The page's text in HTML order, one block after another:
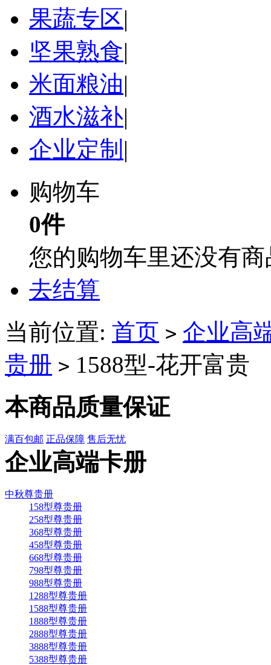
果蔬专区|
坚果熟食|
米面粮油|
酒水滋补|
企业定制|
购物车
0件
您的购物车里还没有
去结算
当前位置: 首页 > 企业高
贵册 > 1588型-花开富贵
本商品质量保证
满百包邮 正品保障 售后无忧
企业高端卡册
中秋尊贵册
158型尊贵册
258型尊贵册
368型尊贵册
458型尊贵册
668型尊贵册
798型尊贵册
988型尊贵册
1288型尊贵册
1588型尊贵册
1888型尊贵册
2888型尊贵册
3888型尊贵册
5388型尊贵册